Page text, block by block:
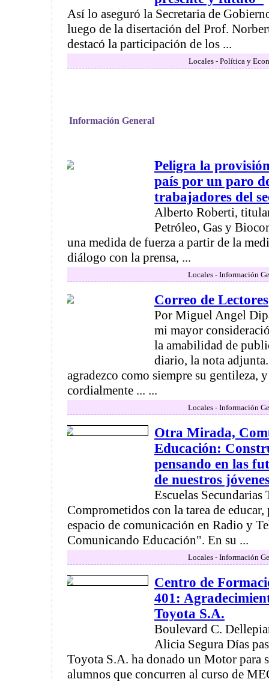
Así lo aseguró la Secretaria de
luego de la disertación del Prof.
destacó la participación de los ...
Locales - Política y
Información General
Peligra la
país por un paro
trabajadores del
Alberto Roberti,
Petróleo, Gas y
una medida de fuerza a partir de la
diálogo con la prensa, ...
Locales - Información
Correo de Lectores
Por Miguel Angel
mi mayor
la amabilidad de
diario, la nota
agradezco como siempre su gentileza,
cordialmente ... ...
Locales - Información
Otra Mirada,
Educación:
pensando en las
de nuestros
Escuelas Secundarias
Comprometidos con la tarea de
espacio de comunicación en Radio y
Comunicando Educación". En su ...
Locales - Información
Centro de
401:
Toyota S.A.
Boulevard C.
Alicia Segura Días
Toyota S.A. ha donado un Motor para
alumnos que concurren al curso de